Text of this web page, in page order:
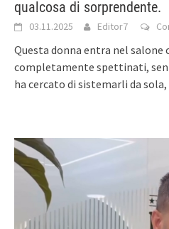
qualcosa di sorprendente.
03.11.2025 Editor7
Questa donna entra nel salone
completamente spettinati,
ha cercato di sistemarli da sola,